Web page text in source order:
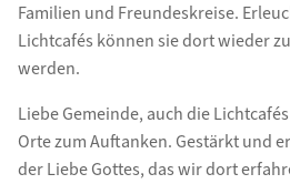
Familien und Freundeskreise.
Lichtcafés können sie dort wieder
werden.
Liebe Gemeinde, auch die
Orte zum Auftanken. Gestärkt und
der Liebe Gottes, das wir dort